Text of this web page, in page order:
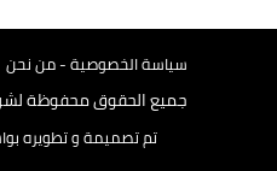
سياسة الخصوصية - من نحن
جميع الحقوق محفوظة لشركة
تم تصميمة و تطويره